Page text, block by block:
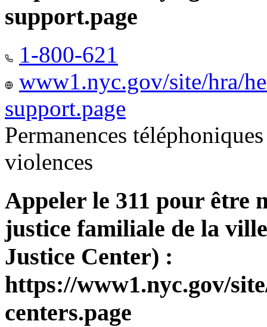
support.page
1-800-621
www1.nyc.gov/site/hra/
support.page
Permanences
violences
Appeler le 311 pour être
justice familiale de la
Justice Center) :
https://www1.nyc.gov/
centers.page